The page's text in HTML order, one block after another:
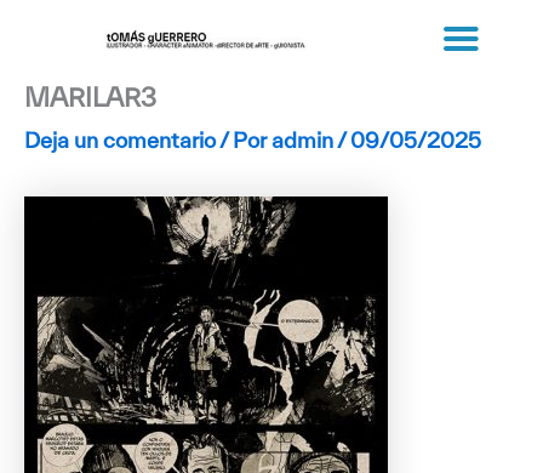
contenido
MARILAR3
Deja un comentario/ Poradmin/09/05/2025